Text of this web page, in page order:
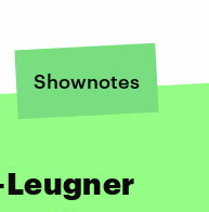
Shownotes